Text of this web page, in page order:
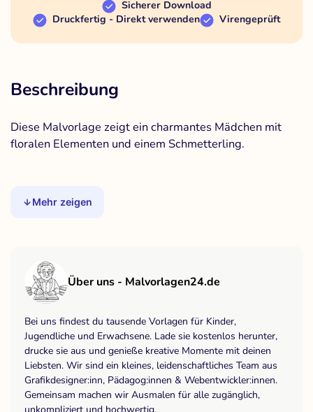
Sicherer Download
Druckfertig - Direkt verwenden
Virengeprüft
Beschreibung
Diese Malvorlage zeigt ein charmantes Mädchen mit
floralen Elementen und einem Schmetterling.
Mehr zeigen
Über uns - Malvorlagen24.de
Bei uns findest du tausende Vorlagen für Kinder,
Jugendliche und Erwachsene. Lade sie kostenlos herunter,
drucke sie aus und genieße kreative Momente mit deinen
Liebsten. Wir sind ein kleines, leidenschaftliches Team aus
Grafikdesigner:inn, Pädagog:innen & Webentwickler:innen.
Gemeinsam machen wir Ausmalen für alle zugänglich,